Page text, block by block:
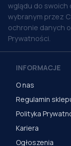
wglądu do swoich
wybranym przez
ochronie danych
Prywatności.
INFORMACJE
O nas
Regulamin
Polityka
Kariera
Ogłoszenia